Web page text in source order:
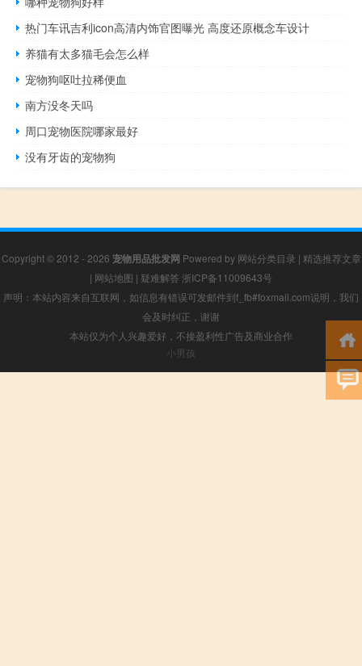
热门车讯吉利icon高清内饰官图曝光 高度还原概念车设计
养猫有太多猫毛会怎么样
宠物狗呕吐拉稀便血
南方没冬天吗
周口宠物医院哪家最好
没有牙齿的宠物狗
Copyright © 2012 - 2026 宠物用品批发网 Powered by 网站分类目录 | 精选推荐文章
| 网站地图 | 疑难解答 浙ICP备11009643号
声明：本站内容来自互联网，如信息有错误可发邮件到f_fb#foxmail.com说明，我们
会及时纠正，谢谢
本站仅为个人兴趣爱好，不接盈利性广告及商业合作
小男孩